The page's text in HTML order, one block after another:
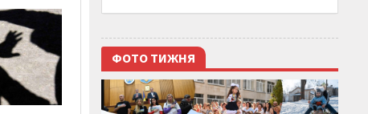
ФОТО ТИЖНЯ